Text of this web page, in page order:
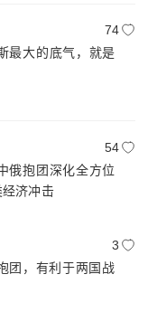
74
最大的底气，就是
54
俄抱团深化全方位
济冲击
3
团，有利于两国战